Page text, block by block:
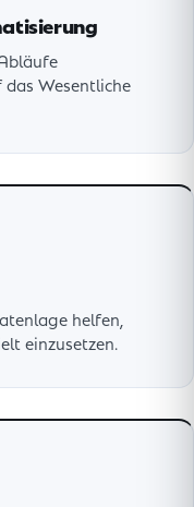
Wesentliche
helfen,
einzusetzen.